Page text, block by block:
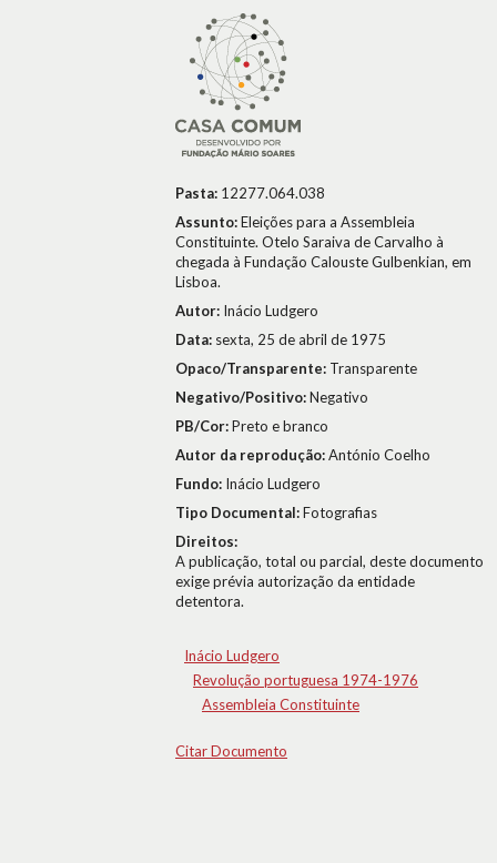
Pasta: 12277.064.038
Assunto:Eleições para a Assembleia
Constituinte. Otelo Saraiva de Carvalho à
chegada à Fundação Calouste Gulbenkian, em
Lisboa.
Autor: Inácio Ludgero
Data: sexta, 25 de abril de 1975
Opaco/Transparente: Transparente
Negativo/Positivo:Negativo
PB/Cor:Preto e branco
Autor da reprodução:António Coelho
Fundo: Inácio Ludgero
Tipo Documental:Fotografias
Direitos:
A publicação, total ou parcial, deste documento
exige prévia autorização da entidade
detentora.
Inácio Ludgero
Revolução portuguesa 1974-1976
Assembleia Constituinte
Citar Documento